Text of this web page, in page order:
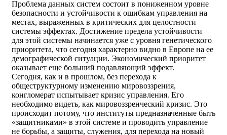
Проблема данных систем состоит в пониженном уровне
безопасности и устойчивости к ошибкам управления на
местах, выраженных в критических для целостности
системы эффектах. Достижение предела устойчивости
для этой системы начинается уже с уровня генетического
приоритета, что сегодня характерно видно в Европе на ее
демографической ситуации. Экономический приоритет
оказывает еще больший подавляющий эффект.
Сегодня, как и в прошлом, без перехода к
общеструктурному изменению мировоззрения,
конгломерат испытывает кризис управления. Его
необходимо видеть, как мировоззренческий кризис. Это
происходит потому, что институты предназначенные быть
«защитниками» в этой системе и проводить управление
не борьбы, а защиты, служения, для перехода на новый